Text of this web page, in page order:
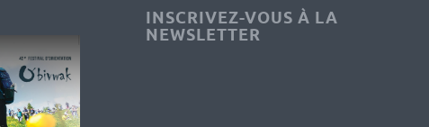
INSCRIVEZ-VOUS À LA
NEWSLETTER